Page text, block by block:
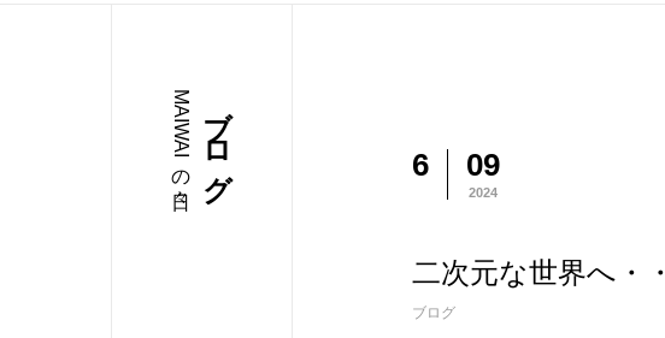
ブログ
MAIWAIの日々 6 09
2024
二次元な世界へ・・
ブログ